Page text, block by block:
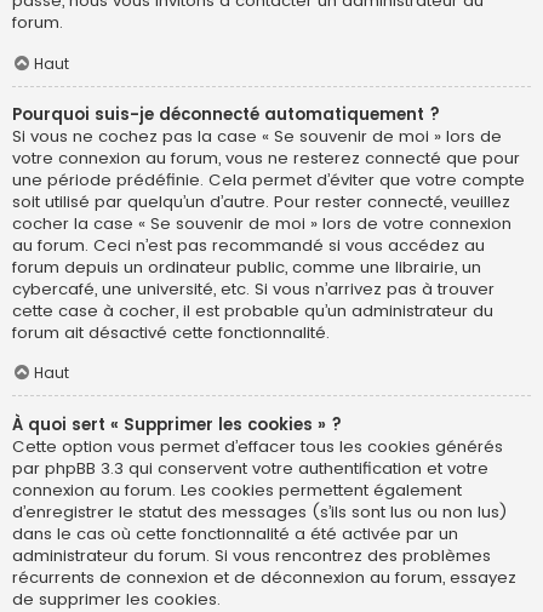
forum.
Haut
Pourquoi suis-je déconnecté automatiquement ?
Si vous ne cochez pas la case « Se souvenir de moi » lors de
votre connexion au forum, vous ne resterez connecté que pour
une période prédéfinie. Cela permet d’éviter que votre compte
soit utilisé par quelqu’un d’autre. Pour rester connecté, veuillez
cocher la case « Se souvenir de moi » lors de votre connexion
au forum. Ceci n’est pas recommandé si vous accédez au
forum depuis un ordinateur public, comme une librairie, un
cybercafé, une université, etc. Si vous n’arrivez pas à trouver
cette case à cocher, il est probable qu’un administrateur du
forum ait désactivé cette fonctionnalité.
Haut
À quoi sert « Supprimer les cookies » ?
Cette option vous permet d’effacer tous les cookies générés
par phpBB 3.3 qui conservent votre authentification et votre
connexion au forum. Les cookies permettent également
d’enregistrer le statut des messages (s’ils sont lus ou non lus)
dans le cas où cette fonctionnalité a été activée par un
administrateur du forum. Si vous rencontrez des problèmes
récurrents de connexion et de déconnexion au forum, essayez
de supprimer les cookies.